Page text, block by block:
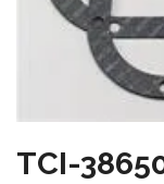
TCI-